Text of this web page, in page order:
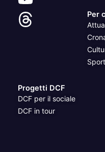
Per
Sport
Progetti DCF
DCF per il sociale
DCF in tour